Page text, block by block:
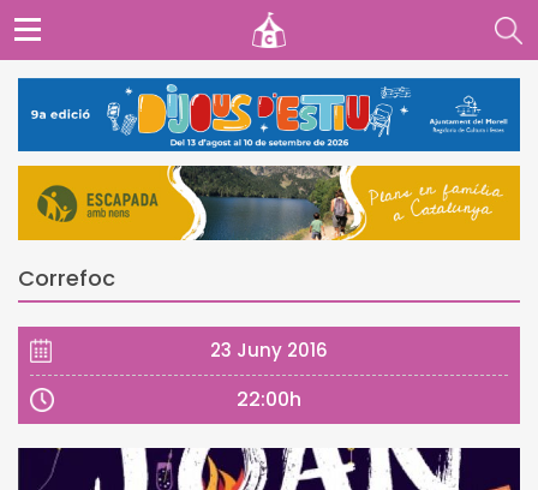
Correfoc
23 Juny 2016
22:00h